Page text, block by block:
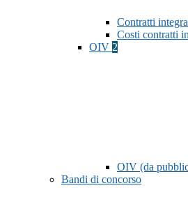
Contratti
Costi contratti
OIV 2
OIV (da
Bandi di concorso